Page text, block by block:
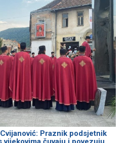
Praznik podsjetnik